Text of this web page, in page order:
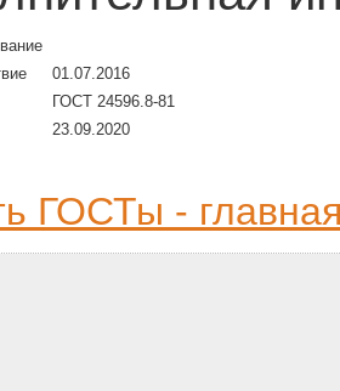
01.07.2016
ГОСТ 24596.8-81
23.09.2020
ГОСТы -